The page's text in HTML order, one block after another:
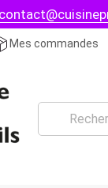
Mes commandes